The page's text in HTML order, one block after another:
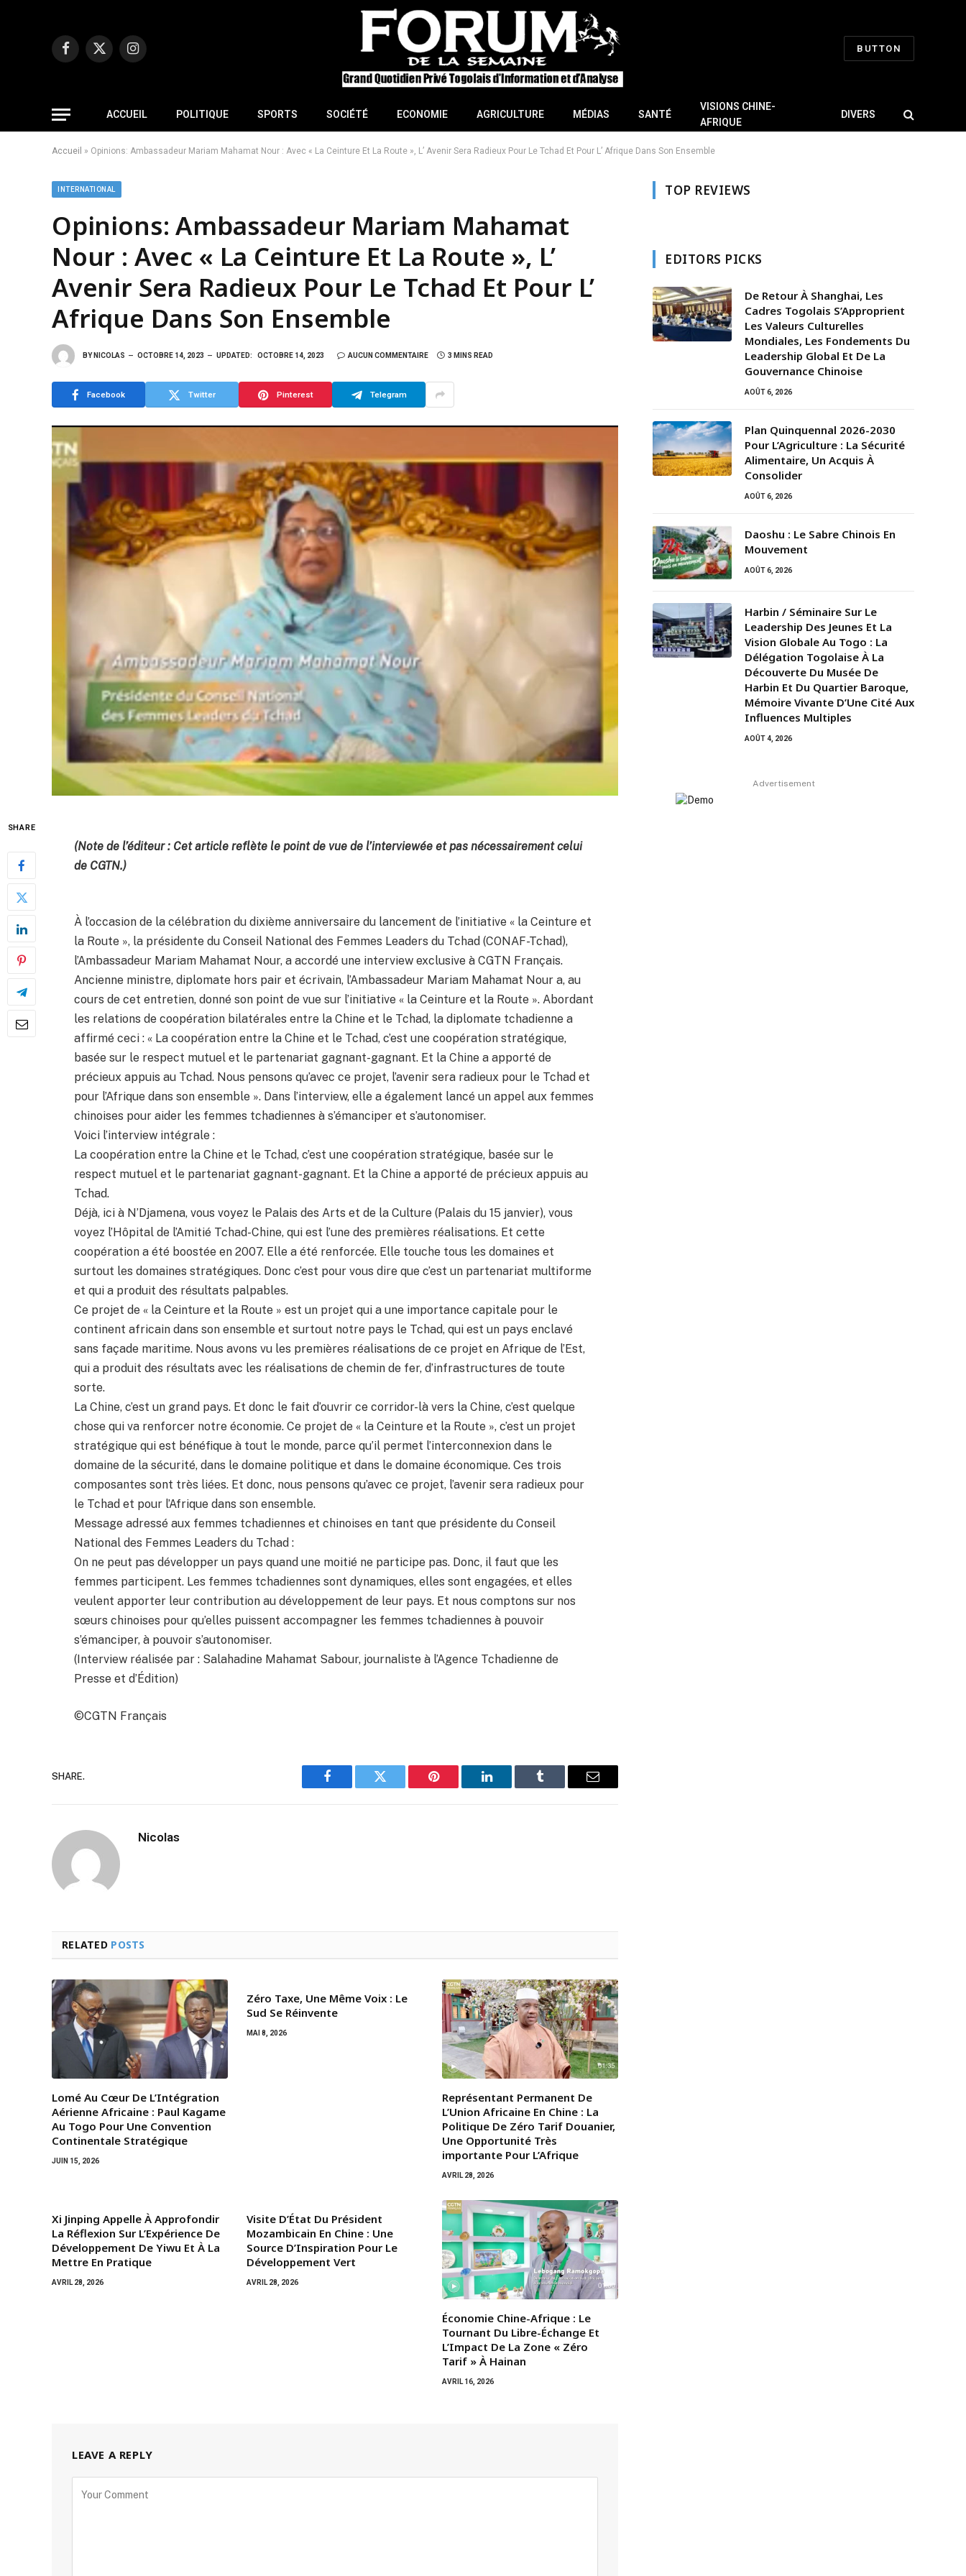
Facebook
X
Instagram
BUTTON
ACCUEIL POLITIQUE SPORTS SOCIÉTÉ ECONOMIE AGRICULTURE MÉDIAS SANTÉ
VISIONS CHINE-
AFRIQUE
DIVERS
Accueil » Opinions: Ambassadeur Mariam Mahamat Nour : Avec « La Ceinture Et La Route », L’ Avenir Sera Radieux Pour Le Tchad Et Pour L’ Afrique Dans Son Ensemble
INTERNATIONAL
Opinions: Ambassadeur Mariam Mahamat
Nour : Avec « La Ceinture Et La Route », L’
Avenir Sera Radieux Pour Le Tchad Et Pour L’
Afrique Dans Son Ensemble
BY NICOLAS OCTOBRE 14, 2023 UPDATED: OCTOBRE 14, 2023 AUCUN COMMENTAIRE 3 MINS READ
Facebook Twitter Pinterest Telegram
SHARE
(Note de l’éditeur : Cet article reflète le point de vue de l’interviewée et pas nécessairement celui
de CGTN.)
À l’occasion de la célébration du dixième anniversaire du lancement de l’initiative « la Ceinture et
la Route », la présidente du Conseil National des Femmes Leaders du Tchad (CONAF-Tchad),
l’Ambassadeur Mariam Mahamat Nour, a accordé une interview exclusive à CGTN Français.
Ancienne ministre, diplomate hors pair et écrivain, l’Ambassadeur Mariam Mahamat Nour a, au
cours de cet entretien, donné son point de vue sur l’initiative « la Ceinture et la Route ». Abordant
les relations de coopération bilatérales entre la Chine et le Tchad, la diplomate tchadienne a
affirmé ceci : « La coopération entre la Chine et le Tchad, c’est une coopération stratégique,
basée sur le respect mutuel et le partenariat gagnant-gagnant. Et la Chine a apporté de
précieux appuis au Tchad. Nous pensons qu’avec ce projet, l’avenir sera radieux pour le Tchad et
pour l’Afrique dans son ensemble ». Dans l’interview, elle a également lancé un appel aux femmes
chinoises pour aider les femmes tchadiennes à s’émanciper et s’autonomiser.
Voici l’interview intégrale :
La coopération entre la Chine et le Tchad, c’est une coopération stratégique, basée sur le
respect mutuel et le partenariat gagnant-gagnant. Et la Chine a apporté de précieux appuis au
Tchad.
Déjà, ici à N’Djamena, vous voyez le Palais des Arts et de la Culture (Palais du 15 janvier), vous
voyez l’Hôpital de l’Amitié Tchad-Chine, qui est l’une des premières réalisations. Et cette
coopération a été boostée en 2007. Elle a été renforcée. Elle touche tous les domaines et
surtout les domaines stratégiques. Donc c’est pour vous dire que c’est un partenariat multiforme
et qui a produit des résultats palpables.
Ce projet de « la Ceinture et la Route » est un projet qui a une importance capitale pour le
continent africain dans son ensemble et surtout notre pays le Tchad, qui est un pays enclavé
sans façade maritime. Nous avons vu les premières réalisations de ce projet en Afrique de l’Est,
qui a produit des résultats avec les réalisations de chemin de fer, d’infrastructures de toute
sorte.
La Chine, c’est un grand pays. Et donc le fait d’ouvrir ce corridor-là vers la Chine, c’est quelque
chose qui va renforcer notre économie. Ce projet de « la Ceinture et la Route », c’est un projet
stratégique qui est bénéfique à tout le monde, parce qu’il permet l’interconnexion dans le
domaine de la sécurité, dans le domaine politique et dans le domaine économique. Ces trois
composantes sont très liées. Et donc, nous pensons qu’avec ce projet, l’avenir sera radieux pour
le Tchad et pour l’Afrique dans son ensemble.
Message adressé aux femmes tchadiennes et chinoises en tant que présidente du Conseil
National des Femmes Leaders du Tchad :
On ne peut pas développer un pays quand une moitié ne participe pas. Donc, il faut que les
femmes participent. Les femmes tchadiennes sont dynamiques, elles sont engagées, et elles
veulent apporter leur contribution au développement de leur pays. Et nous comptons sur nos
sœurs chinoises pour qu’elles puissent accompagner les femmes tchadiennes à pouvoir
s’émanciper, à pouvoir s’autonomiser.
(Interview réalisée par : Salahadine Mahamat Sabour, journaliste à l’Agence Tchadienne de
Presse et d’Édition)
©CGTN Français
SHARE.
Facebook Twitter Pinterest LinkedIn Tumblr Email
Nicolas
RELATED POSTS
Lomé Au Cœur De L’Intégration
Aérienne Africaine : Paul Kagame
Au Togo Pour Une Convention
Continentale Stratégique
JUIN 15, 2026
Zéro Taxe, Une Même Voix : Le
Sud Se Réinvente
MAI 8, 2026
Représentant Permanent De
L’Union Africaine En Chine : La
Politique De Zéro Tarif Douanier,
Une Opportunité Très
importante Pour L’Afrique
AVRIL 28, 2026
Xi Jinping Appelle À Approfondir
La Réflexion Sur L’Expérience De
Développement De Yiwu Et À La
Mettre En Pratique
AVRIL 28, 2026
Visite D’État Du Président
Mozambicain En Chine : Une
Source D’Inspiration Pour Le
Développement Vert
AVRIL 28, 2026
Économie Chine-Afrique : Le
Tournant Du Libre-Échange Et
L’Impact De La Zone « Zéro
Tarif » À Hainan
AVRIL 16, 2026
LEAVE A REPLY
TOP REVIEWS
EDITORS PICKS
De Retour À Shanghai, Les
Cadres Togolais S’Approprient
Les Valeurs Culturelles
Mondiales, Les Fondements Du
Leadership Global Et De La
Gouvernance Chinoise
AOÛT 6, 2026
Plan Quinquennal 2026-2030
Pour L’Agriculture : La Sécurité
Alimentaire, Un Acquis À
Consolider
AOÛT 6, 2026
Daoshu : Le Sabre Chinois En
Mouvement
AOÛT 6, 2026
Harbin / Séminaire Sur Le
Leadership Des Jeunes Et La
Vision Globale Au Togo : La
Délégation Togolaise À La
Découverte Du Musée De
Harbin Et Du Quartier Baroque,
Mémoire Vivante D’Une Cité Aux
Influences Multiples
AOÛT 4, 2026
Advertisement